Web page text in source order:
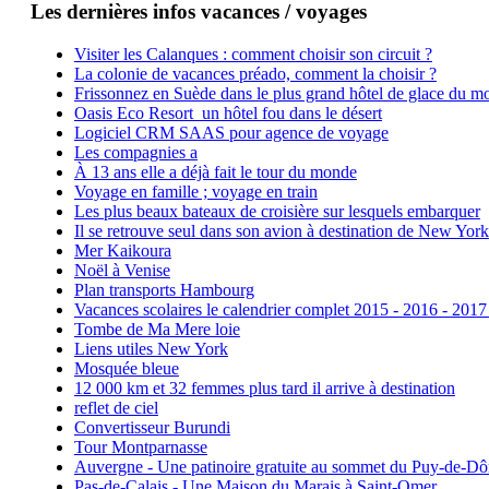
Les dernières infos vacances / voyages
Visiter les Calanques : comment choisir son circuit ?
La colonie de vacances préado, comment la choisir ?
Frissonnez en Suède dans le plus grand hôtel de glace du
Oasis Eco Resort un hôtel fou dans le désert
Logiciel CRM SAAS pour agence de voyage
Les compagnies a
À 13 ans elle a déjà fait le tour du monde
Voyage en famille ; voyage en train
Les plus beaux bateaux de croisière sur lesquels embarquer
Il se retrouve seul dans son avion à destination de New York
Mer Kaikoura
Noël à Venise
Plan transports Hambourg
Vacances scolaires le calendrier complet 2015 - 2016 -
Tombe de Ma Mere loie
Liens utiles New York
Mosquée bleue
12 000 km et 32 femmes plus tard il arrive à destination
reflet de ciel
Convertisseur Burundi
Tour Montparnasse
Auvergne - Une patinoire gratuite au sommet du Puy-de-